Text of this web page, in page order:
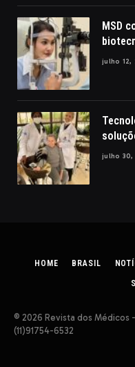
MSD
julho 12,
julho 30,
HOME BRASIL
© 2026 Revista dos Médicos -
(11)91754-6532